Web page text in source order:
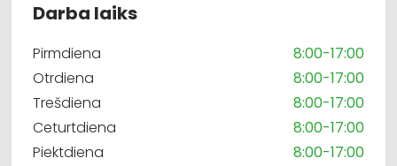
Darba laiks
Pirmdiena
8:00-17:00
Otrdiena
8:00-17:00
Trešdiena
8:00-17:00
Ceturtdiena
8:00-17:00
Piektdiena
8:00-17:00